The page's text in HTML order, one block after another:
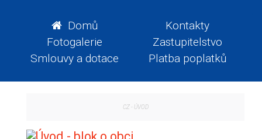
Domů
Kontakty
Fotogalerie
Zastupitelstvo
Smlouvy a dotace
Platba poplatků
CZ- ÚVOD